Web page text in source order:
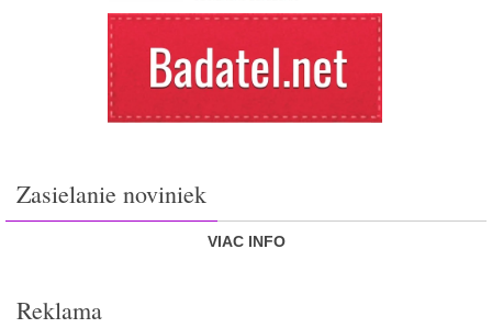
Zasielanie noviniek
VIAC INFO
Reklama